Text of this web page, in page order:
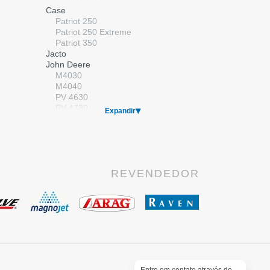
Válvulas Elétricas
Válvulas Manuais
Case
Patriot 250
Patriot 250 Extreme
Patriot 350
Jacto
John Deere
M4030
M4040
PV 4630
PV 4730
SP 2500 Premium
Stara
Gladiador
Imperador
Expandir
REVENDEDOR